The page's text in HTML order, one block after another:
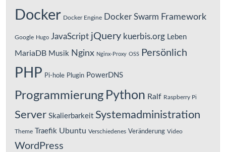
Docker Docker Engine Docker Swarm Framework
Google Hugo JavaScript jQuery kuerbis.org Leben
MariaDB Musik Nginx Nginx-Proxy OSS Persönlich
PHP Pi-hole Plugin PowerDNS
Programmierung Python Ralf Raspberry Pi
Server Skalierbarkeit Systemadministration
Theme Traefik Ubuntu Verschiedenes Veränderung Video
WordPress